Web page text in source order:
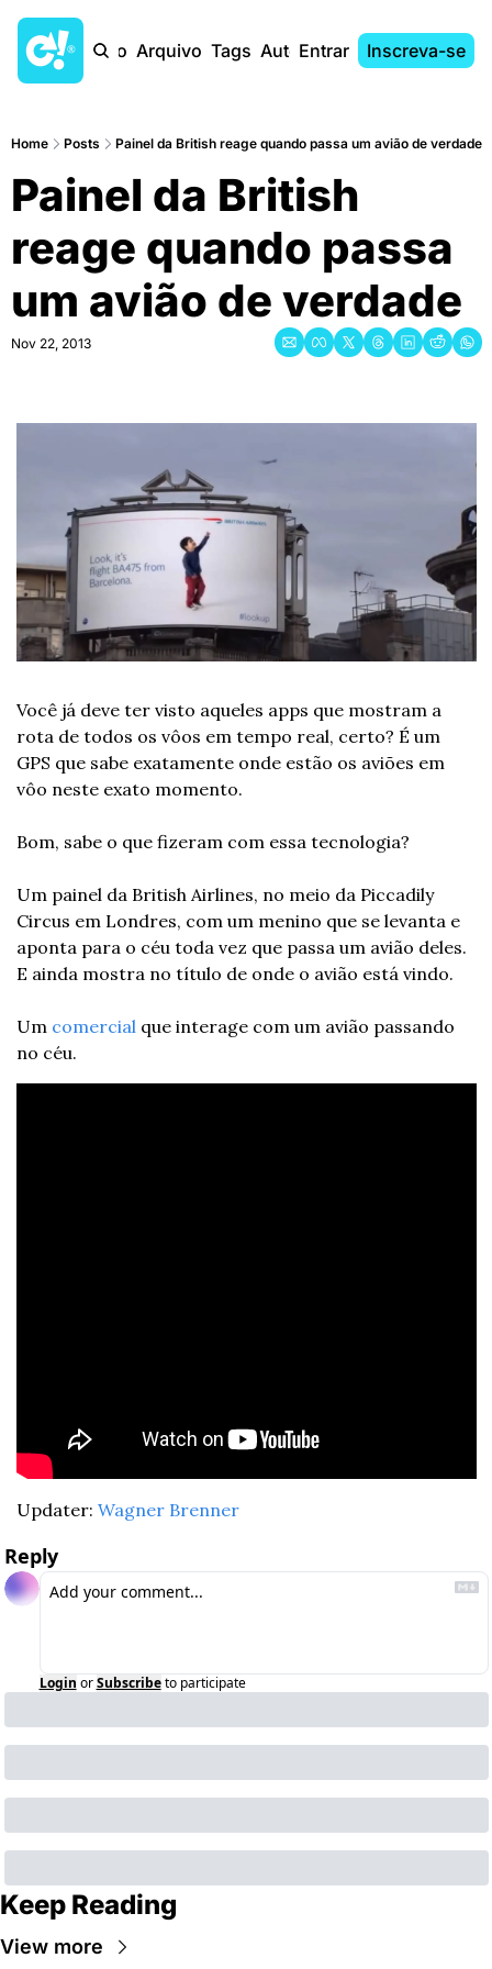
Início Arquivo Tags AutoresEntrar Inscreva-se
Home Posts Painel da British reage quando passa um avião de verdade
Painel da British
reage quando passa
um avião de verdade
Nov 22, 2013
Você já deve ter visto aqueles apps que mostram a
rota de todos os vôos em tempo real, certo? É um
GPS que sabe exatamente onde estão os aviões em
vôo neste exato momento.
Bom, sabe o que fizeram com essa tecnologia?
Um painel da British Airlines, no meio da Piccadily
Circus em Londres, com um menino que se levanta e
aponta para o céu toda vez que passa um avião deles.
E ainda mostra no título de onde o avião está vindo.
Um comercial que interage com um avião passando
no céu.
Updater: Wagner Brenner
Reply
Login or Subscribe to participate
Keep Reading
View more